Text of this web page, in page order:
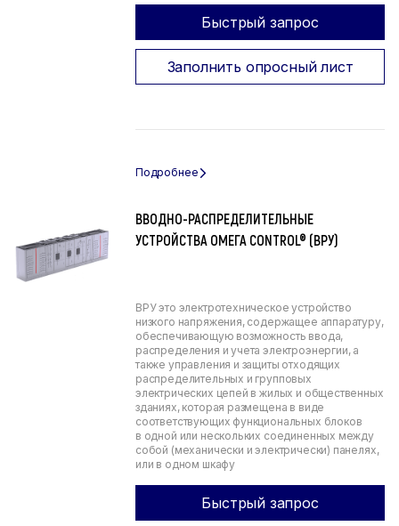
Быстрый запрос
Заполнить опросный лист
ВВОДНО-РАСПРЕДЕЛИТЕЛЬНЫЕ
УСТРОЙСТВА ОМЕГА CONTROL® (ВРУ)
ВРУ это электротехническое устройство
низкого напряжения, содержащее аппаратуру,
обеспечивающую возможность ввода,
распределения и учета электроэнергии, а
также управления и защиты отходящих
распределительных и групповых
электрических цепей в жилых и общественных
зданиях, которая размещена в виде
соответствующих функциональных блоков
в одной или нескольких соединенных между
собой (механически и электрически) панелях,
или в одном шкафу
Быстрый запрос